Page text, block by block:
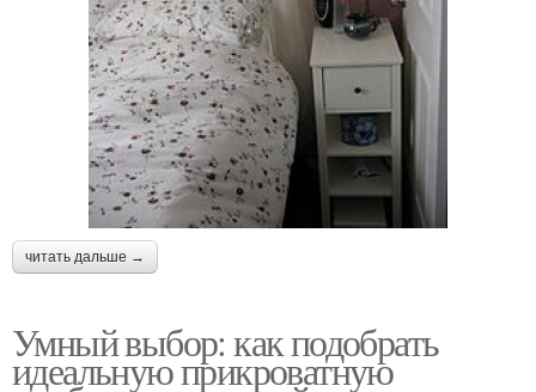
читать дальше →
Умный выбор: как подобрать
идеальную прикроватную